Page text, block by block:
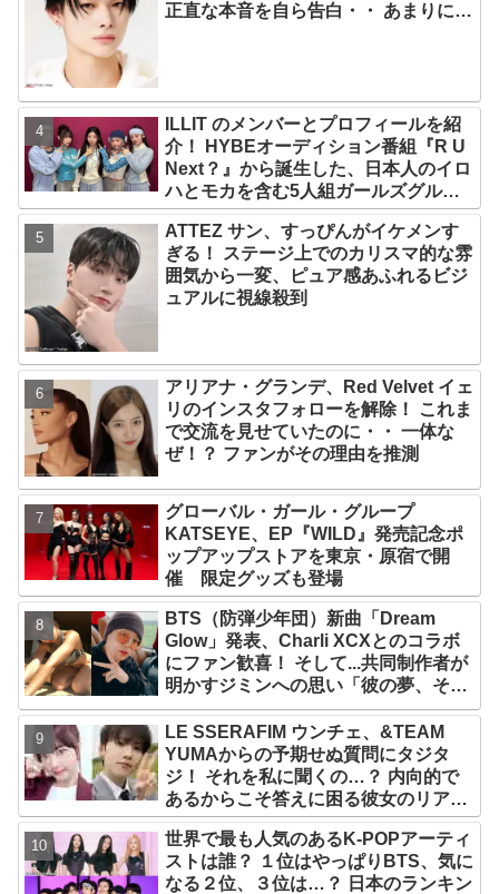
正直な本音を自ら告白・・ あまりにも
ILLIT のメンバーとプロフィールを紹
介！ HYBEオーディション番組『R U
Next？』から誕生した、日本人のイロ
ハとモカを含む5人組ガールズグルー
プ！ デビュー曲「Magnetic」がいき
なりの大ヒット
ATTEZ サン、すっぴんがイケメンす
ぎる！ ステージ上でのカリスマ的な雰
囲気から一変、ピュア感あふれるビジ
ュアルに視線殺到
アリアナ・グランデ、Red Velvet イェ
リのインスタフォローを解除！ これま
で交流を見せていたのに・・ 一体な
ぜ！？ ファンがその理由を推測
グローバル・ガール・グループ
KATSEYE、EP『WILD』発売記念ポ
ップアップストアを東京・原宿で開
催 限定グッズも登場
BTS（防弾少年団）新曲「Dream
Glow」発表、Charli XCXとのコラボ
にファン歓喜！ そして...共同制作者が
明かすジミンへの思い「彼の夢、そし
て彼の絶望から生まれた歌」
LE SSERAFIM ウンチェ、&TEAM
YUMAからの予期せぬ質問にタジタ
ジ！ それを私に聞くの…？ 内向的で
あるからこそ答えに困る彼女のリアク
ションがかわいすぎる
世界で最も人気のあるK-POPアーティ
ストは誰？ １位はやっぱりBTS、気に
なる２位、３位は…？ 日本のランキン